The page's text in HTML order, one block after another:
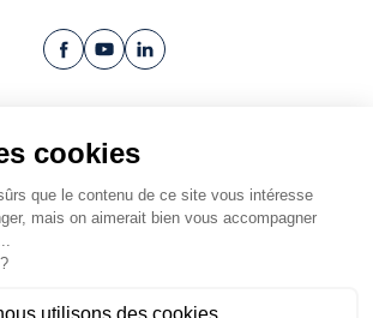
Facebook (nouvelle fenêtre)
YouTube (nouvelle fenêtre)
LinkedIn (nouvelle fenêtre)
CGV
Mentions légales
Conduite Française. Tous droits réservés